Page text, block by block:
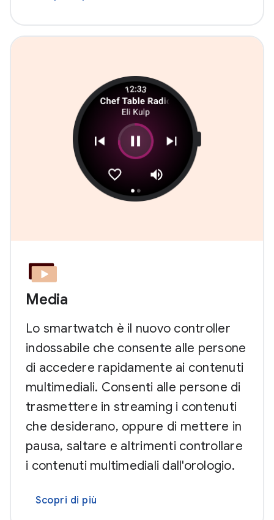
Media
Lo smartwatch è il nuovo controller
indossabile che consente alle persone
di accedere rapidamente ai contenuti
multimediali. Consenti alle persone di
trasmettere in streaming i contenuti
che desiderano, oppure di mettere in
pausa, saltare e altrimenti controllare
i contenuti multimediali dall'orologio.
Scopri di più